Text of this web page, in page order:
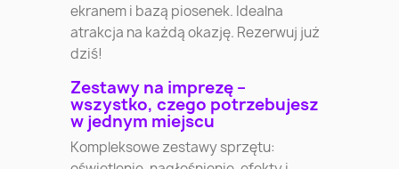
ekranem i bazą piosenek. Idealna
atrakcja na każdą okazję. Rezerwuj już
dziś!
Zestawy na imprezę –
wszystko, czego potrzebujesz
w jednym miejscu
Kompleksowe zestawy sprzętu: